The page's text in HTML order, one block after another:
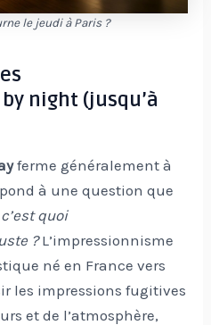
le jeudi à Paris ?
night (jusqu’à
ferme généralement à
à une question que
c’est quoi
?L’impressionnisme
né en France vers
les impressions fugitives
et de l’atmosphère,